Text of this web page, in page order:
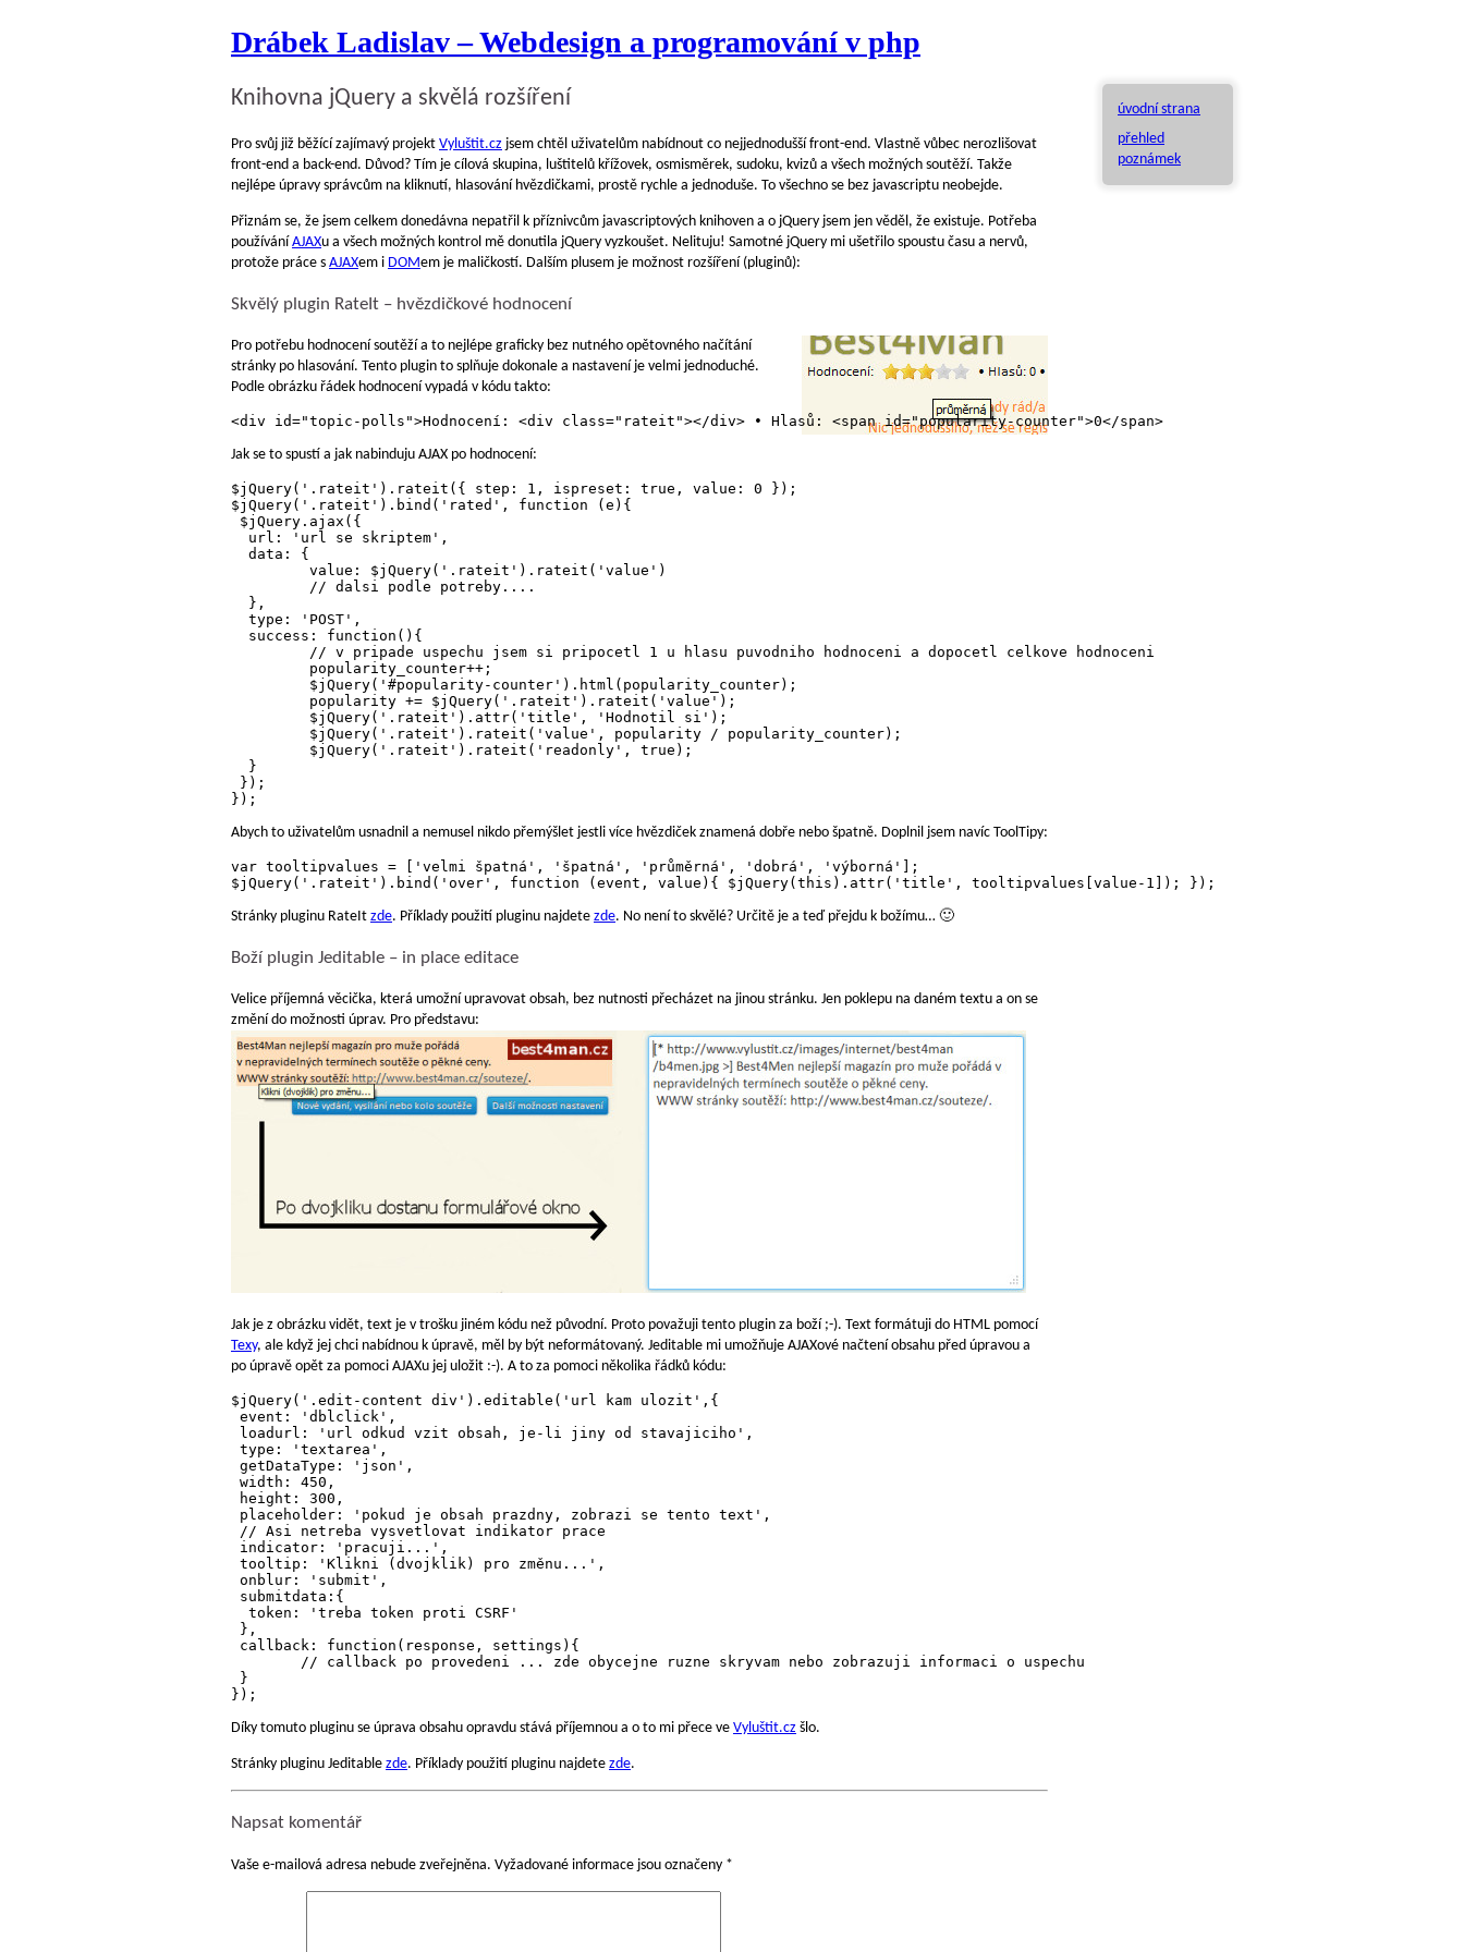
Drábek Ladislav – Webdesign a programování v php
úvodní strana
přehled
poznámek
Knihovna jQuery a skvělá rozšíření
Pro svůj již běžící zajímavý projekt Vyluštit.cz jsem chtěl uživatelům nabídnout co nejjednodušší front-end. Vlastně vůbec nerozlišovat
front-end a back-end. Důvod? Tím je cílová skupina, luštitelů křížovek, osmisměrek, sudoku, kvizů a všech možných soutěží. Takže
nejlépe úpravy správcům na kliknutí, hlasování hvězdičkami, prostě rychle a jednoduše. To všechno se bez javascriptu neobejde.
Přiznám se, že jsem celkem donedávna nepatřil k příznivcům javascriptových knihoven a o jQuery jsem jen věděl, že existuje. Potřeba
používání AJAXu a všech možných kontrol mě donutila jQuery vyzkoušet. Nelituju! Samotné jQuery mi ušetřilo spoustu času a nervů,
protože práce s AJAXem i DOMem je maličkostí. Dalším plusem je možnost rozšíření (pluginů):
Skvělý plugin RateIt – hvězdičkové hodnocení
Pro potřebu hodnocení soutěží a to nejlépe graficky bez nutného opětovného načítání
stránky po hlasování. Tento plugin to splňuje dokonale a nastavení je velmi jednoduché.
Podle obrázku řádek hodnocení vypadá v kódu takto:
Jak se to spustí a jak nabinduju AJAX po hodnocení:
$jQuery('.rateit').rateit({ step: 1, ispreset: true, value: 0 });
$jQuery('.rateit').bind('rated', function (e){
$jQuery.ajax({
  url: 'url se skriptem',
  data: {
  },
  type: 'POST',
  success: function(){
         // v pripade uspechu jsem si pripocetl 1 u hlasu puvodniho hodnoceni a dopocetl celkove hodnoceni
         $jQuery('.rateit').attr('title', 'Hodnotil si');
         $jQuery('.rateit').rateit('readonly', true);
  }
});
Abych to uživatelům usnadnil a nemusel nikdo přemýšlet jestli více hvězdiček znamená dobře nebo špatně. Doplnil jsem navíc ToolTipy:
var tooltipvalues = ['velmi špatná', 'špatná', 'průměrná', 'dobrá', 'výborná'];
Stránky pluginu RateIt zde. Příklady použití pluginu najdete zde. No není to skvělé? Určitě je a teď přejdu k božímu… 🙂
Boží plugin Jeditable – in place editace
Velice příjemná věcička, která umožní upravovat obsah, bez nutnosti přecházet na jinou stránku. Jen poklepu na daném textu a on se
změní do možnosti úprav. Pro představu:
Jak je z obrázku vidět, text je v trošku jiném kódu než původní. Proto považuji tento plugin za boží ;-). Text formátuji do HTML pomocí
Texy, ale když jej chci nabídnou k úpravě, měl by být neformátovaný. Jeditable mi umožňuje AJAXové načtení obsahu před úpravou a
po úpravě opět za pomoci AJAXu jej uložit :-). A to za pomoci několika řádků kódu:
$jQuery('.edit-content div').editable('url kam ulozit',{
event: 'dblclick',
loadurl: 'url odkud vzit obsah, je-li jiny od stavajiciho',
type: 'textarea',
getDataType: 'json',
width: 450,
height: 300,
placeholder: 'pokud je obsah prazdny, zobrazi se tento text',
// Asi netreba vysvetlovat indikator prace
indicator: ' pracuji... ',
tooltip: 'Klikni (dvojklik) pro změnu...',
onblur: 'submit',
submitdata:{
  token: 'treba token proti CSRF'
},
callback: function(response, settings){
}
Díky tomuto pluginu se úprava obsahu opravdu stává příjemnou a o to mi přece ve Vyluštit.cz šlo.
Stránky pluginu Jeditable zde. Příklady použití pluginu najdete zde.
Napsat komentář
Vaše e-mailová adresa nebude zveřejněna. Vyžadované informace jsou označeny *